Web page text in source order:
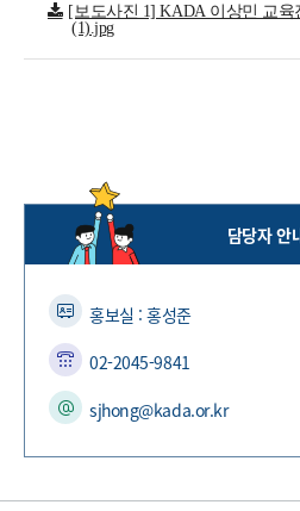
[보도사진 1] KADA 이상민 교육
(1).jpg
담당자 안
홍보실 : 홍성준
02-2045-9841
sjhong@kada.or.kr